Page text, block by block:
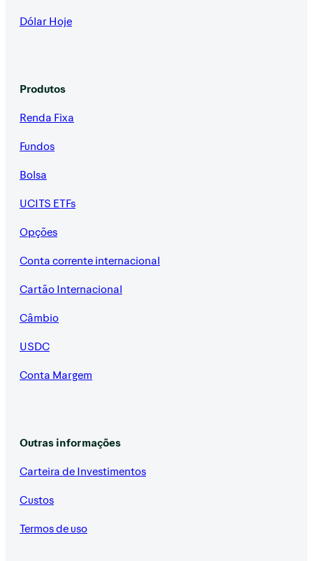
Dólar Hoje
Produtos
Renda Fixa
Fundos
Bolsa
UCITS ETFs
Opções
Conta corrente internacional
Cartão Internacional
Câmbio
USDC
Conta Margem
Outras informações
Carteira de Investimentos
Custos
Termos de uso